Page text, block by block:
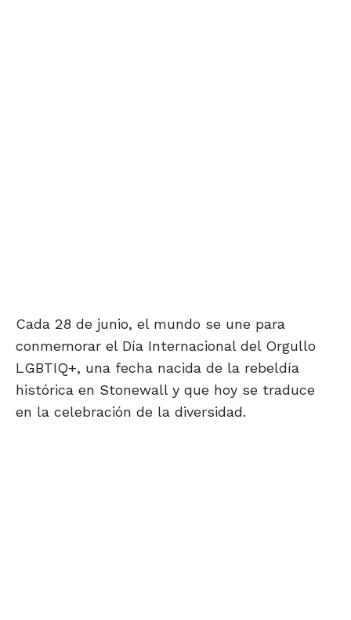
Cada 28 de junio, el mundo se une para
conmemorar el Día Internacional del Orgullo
LGBTIQ+, una fecha nacida de la rebeldía
histórica en Stonewall y que hoy se traduce
en la celebración de la diversidad.